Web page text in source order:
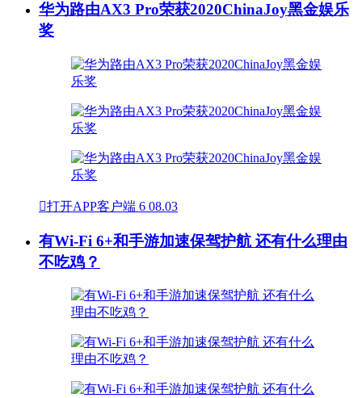
华为路由AX3 Pro荣获2020ChinaJoy黑金娱乐
奖
打开APP客户端 6 08.03
有Wi-Fi 6+和手游加速保驾护航 还有什么理由
不吃鸡？